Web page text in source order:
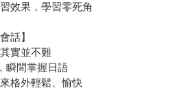
效果，學習零死角
話】
實並不難
瞬間掌握日語
格外輕鬆、愉快